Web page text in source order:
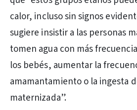
calor, incluso sin signos
sugiere insistir a las personas
tomen agua con más
los bebés, aumentar la
amamantamiento o la ingesta
maternizada”.